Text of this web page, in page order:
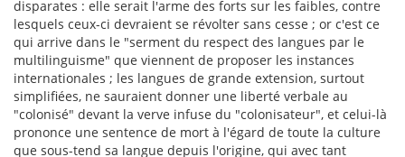
disparates : elle serait l'arme des forts sur les faibles, contre
lesquels ceux-ci devraient se révolter sans cesse ; or c'est ce
qui arrive dans le "serment du respect des langues par le
multilinguisme" que viennent de proposer les instances
internationales ; les langues de grande extension, surtout
simplifiées, ne sauraient donner une liberté verbale au
"colonisé" devant la verve infuse du "colonisateur", et celui-là
prononce une sentence de mort à l'égard de toute la culture
que sous-tend sa langue depuis l'origine, qui avec tant